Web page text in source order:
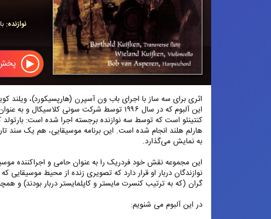
نوازنده:
اثری برای سه ساز با اجرای باب ون آسپرن (هارپسیکورد)، ویلند
این آلبوم که در سال ۱۹۹۶ توسط شرکت
هارلم هلند انجام شده است. این برنامه موسیقایی، هم یک
به نمایش می‌گذارد.
این مجموعه نقش خود فردریک را به عنوان حامی و اجراکننده
نوازندگان دربار او قرار دارد که تصویری زنده از محیط
گران (که به ترتیب کنسرت مایستر و کاپلمایستر دربار بودند) و
در این آلبوم می شنویم: